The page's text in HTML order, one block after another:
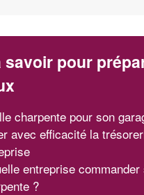
savoir pour
charpente pour son
avec efficacité la
entreprise commander
?